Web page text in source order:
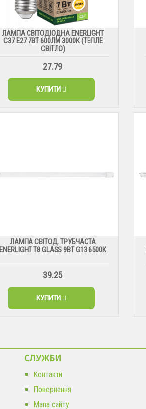
ЛАМПА СВІТОДІОДНА ENERLIGHT
С37 Е27 7ВТ 600ЛМ 3000К (ТЕПЛЕ
СВІТЛО)
27.79
КУПИТИ
ЛАМПА СВІТОД. ТРУБЧАСТА
ENERLIGHT Т8 GLASS 9ВТ G13 6500К
39.25
КУПИТИ
CЛУЖБИ
Контакти
Повернення
Мапа сайту